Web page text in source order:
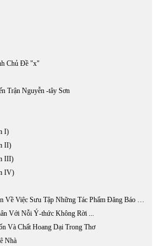
Chủ Đề "x"
Trận Nguyễn -tây Sơn
I)
II)
III)
IV)
Nói Chuyện Với Lại Nguyên Ân Về Việc Sưu Tập Những Tác Phẩm Đăng Báo Của Phan Khôi
Với Nỗi Ý-thức Không Rời ...
Và Chất Hoang Dại Trong Thơ
Nhà